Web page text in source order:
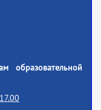
образовательной